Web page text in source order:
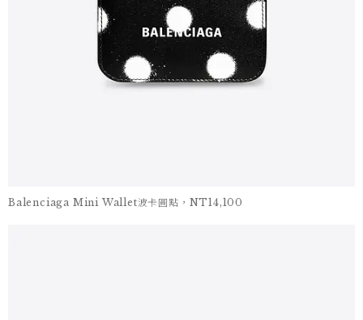
Balenciaga Mini Wallet波卡圓點，NT14,100